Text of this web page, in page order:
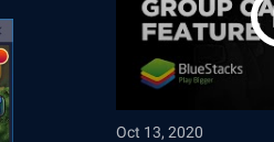
Oct 13, 2020